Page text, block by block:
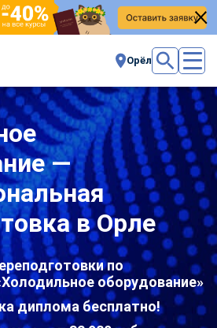
Орёл
—
в Орле
по
оборудование»
диплома бесплатно!